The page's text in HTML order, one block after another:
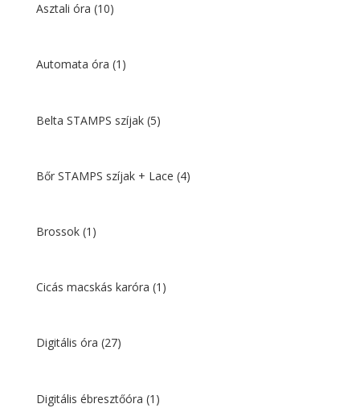
Asztali óra (10)
Automata óra (1)
Belta STAMPS szíjak (5)
Bőr STAMPS szíjak + Lace (4)
Brossok (1)
Cicás macskás karóra (1)
Digitális óra (27)
Digitális ébresztőóra (1)